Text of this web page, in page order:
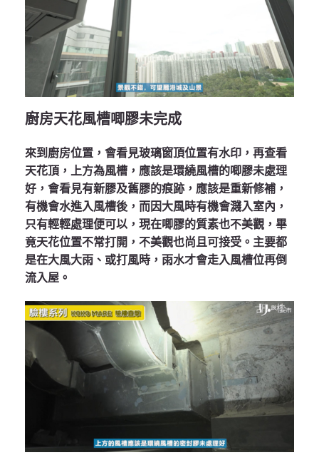
廚房天花風槽唧膠未完成
來到廚房位置，會看見玻璃窗頂位置有水印，再查看
天花頂，上方為風槽，應該是環繞風槽的唧膠未處理
好，會看見有新膠及舊膠的痕跡，應該是重新修補，
有機會水進入風槽後，而因大風時有機會濺入室內，
只有輕輕處理便可以，現在唧膠的質素也不美觀，畢
竟天花位置不常打開，不美觀也尚且可接受。主要都
是在大風大雨、或打風時，雨水才會走入風槽位再倒
流入屋。